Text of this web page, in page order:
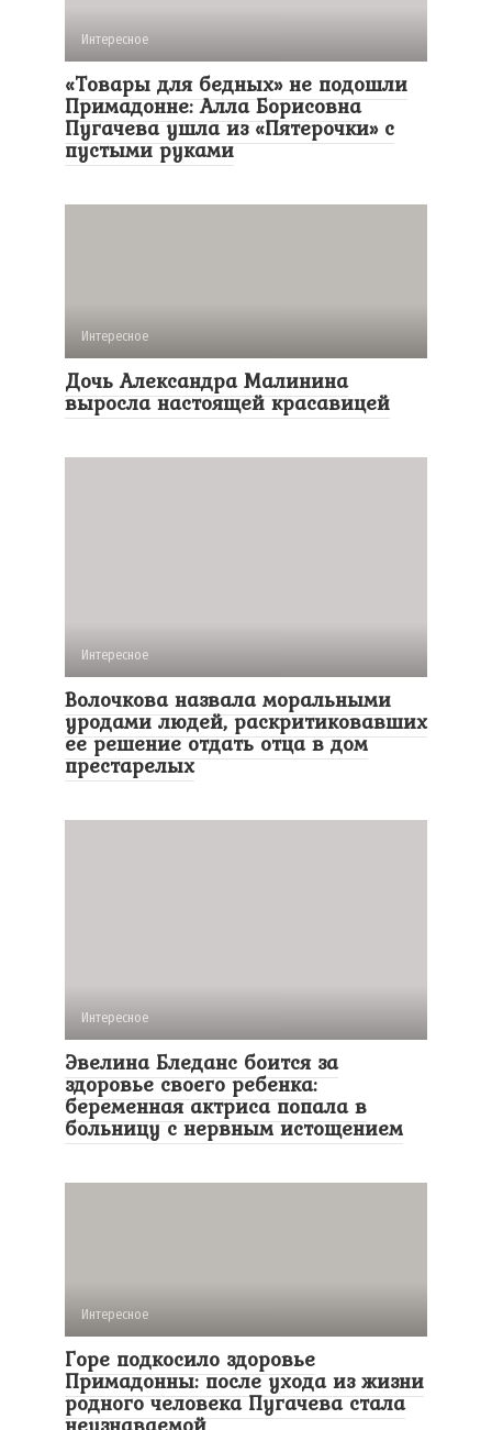
Интересное
«Товары для бедных» не подошли
Примадонне: Алла Борисовна
Пугачева ушла из «Пятерочки» с
пустыми руками
Интересное
Дочь Александра Малинина
выросла настоящей красавицей
Интересное
Волочкова назвала моральными
уродами людей, раскритиковавших
ее решение отдать отца в дом
престарелых
Интересное
Эвелина Бледанс боится за
здоровье своего ребенка:
беременная актриса попала в
больницу с нервным истощением
Интересное
Горе подкосило здоровье
Примадонны: после ухода из жизни
родного человека Пугачева стала